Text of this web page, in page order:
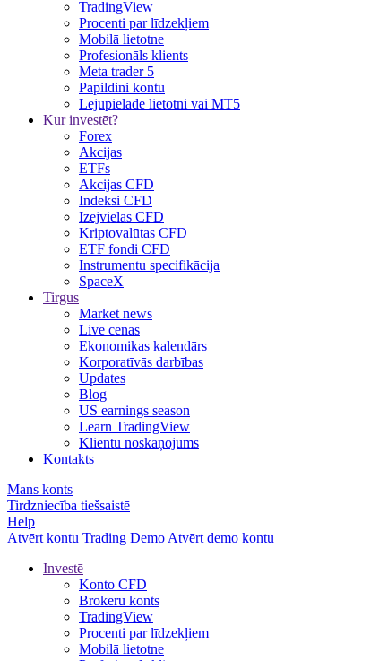
TradingView
Procenti par līdzekļiem
Mobilā lietotne
Profesionāls klients
Meta trader 5
Papildini kontu
Lejupielādē lietotni vai MT5
Kur investēt?
Forex
Akcijas
ETFs
Akcijas CFD
Indeksi CFD
Izejvielas CFD
Kriptovalūtas CFD
ETF fondi CFD
Instrumentu specifikācija
SpaceX
Tirgus
Market news
Live cenas
Ekonomikas kalendārs
Korporatīvās darbības
Updates
Blog
US earnings season
Learn TradingView
Klientu noskaņojums
Kontakts
Mans konts
Tirdzniecība tiešsaistē
Help
Atvērt kontu Trading Demo Atvērt demo kontu
Investē
Konto CFD
Brokeru konts
TradingView
Procenti par līdzekļiem
Mobilā lietotne